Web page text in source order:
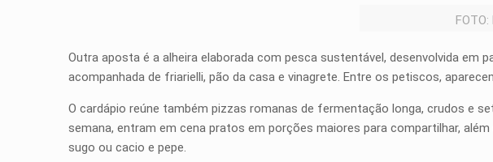
Outra aposta é a alheira elaborada com pesca sustentável, desenvolvida em
acompanhada de friarielli, pão da casa e vinagrete. Entre os petiscos,
O cardápio reúne também pizzas romanas de fermentação longa, crudos e
semana, entram em cena pratos em porções maiores para compartilhar,
sugo ou cacio e pepe.